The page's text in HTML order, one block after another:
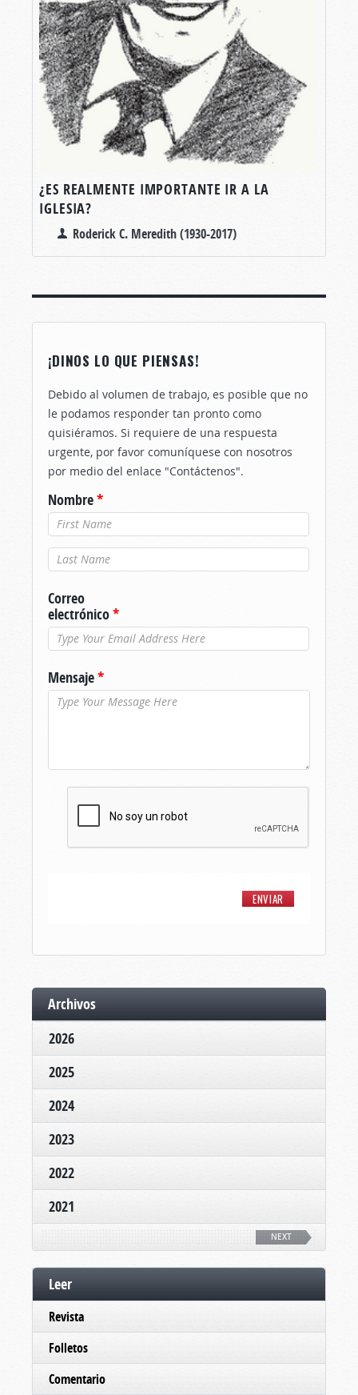
¿ES REALMENTE IMPORTANTE IR A LA
IGLESIA?
Roderick C. Meredith (1930-2017)
¡DINOS LO QUE PIENSAS!
Debido al volumen de trabajo, es posible que no
le podamos responder tan pronto como
quisiéramos. Si requiere de una respuesta
urgente, por favor comuníquese con nosotros
por medio del enlace "Contáctenos".
Nombre*
Apellido*
Correo
electrónico*
Mensaje*
Archivos
2026
2025
2024
2023
2022
2021
NEXT
Leer
Revista
Folletos
Comentario